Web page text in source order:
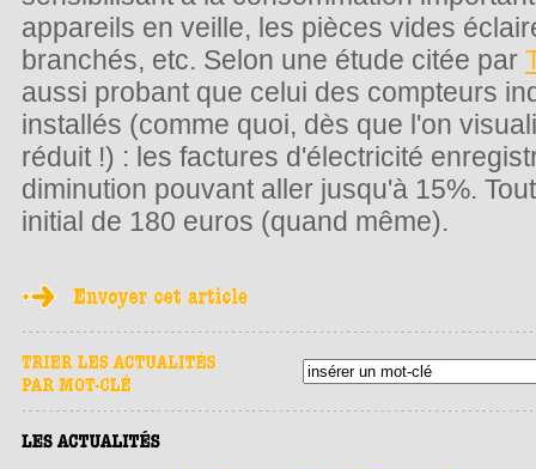
appareils en veille, les pièces vides
branchés, etc. Selon une étude citée par
aussi probant que celui des compteurs
installés (comme quoi, dès que l'on
réduit !) : les factures d'électricité
diminution pouvant aller jusqu'à 15%.
initial de 180 euros (quand même).